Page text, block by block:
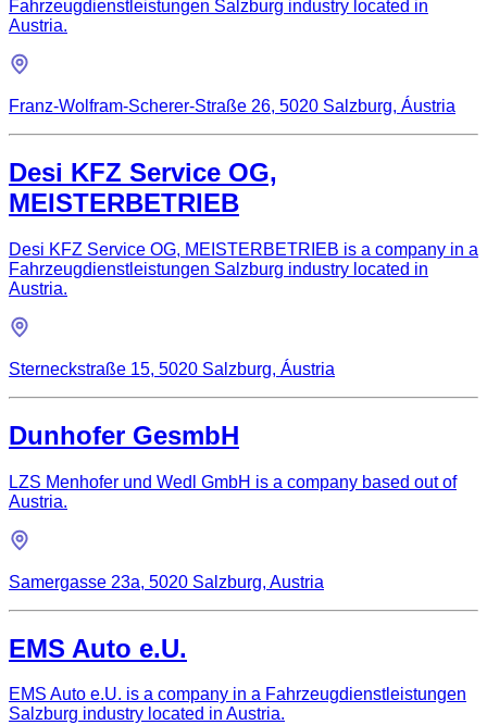
Fahrzeugdienstleistungen Salzburg industry located in
Austria.
Franz-Wolfram-Scherer-Straße 26, 5020 Salzburg, Áustria
Desi KFZ Service OG,
MEISTERBETRIEB
Desi KFZ Service OG, MEISTERBETRIEB is a company in a
Fahrzeugdienstleistungen Salzburg industry located in
Austria.
Sterneckstraße 15, 5020 Salzburg, Áustria
Dunhofer GesmbH
LZS Menhofer und Wedl GmbH is a company based out of
Austria.
Samergasse 23a, 5020 Salzburg, Austria
EMS Auto e.U.
EMS Auto e.U. is a company in a Fahrzeugdienstleistungen
Salzburg industry located in Austria.